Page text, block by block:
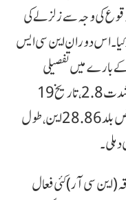
وقوع کی وجہ سے زلزلے کی
اس دوران این سی ایس
بارے میں تفصیلی
معلومات فراہم کرتے ہوئے کہا کہ زلزلے کی شدت 2.8، تاریخ 19
جنوری 2026 وقت 08:44 بجے صبح،عرض بلد 28.86 این، طول
(این سی آر) کئی فعال